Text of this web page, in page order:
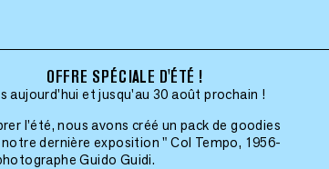
OFFRE SPÉCIALE D'ÉTÉ !
aujourd'hui et jusqu'au 30 août prochain !
l’été, nous avons créé un pack de goodies
dernière exposition " Col Tempo, 1956-
Guido Guidi.